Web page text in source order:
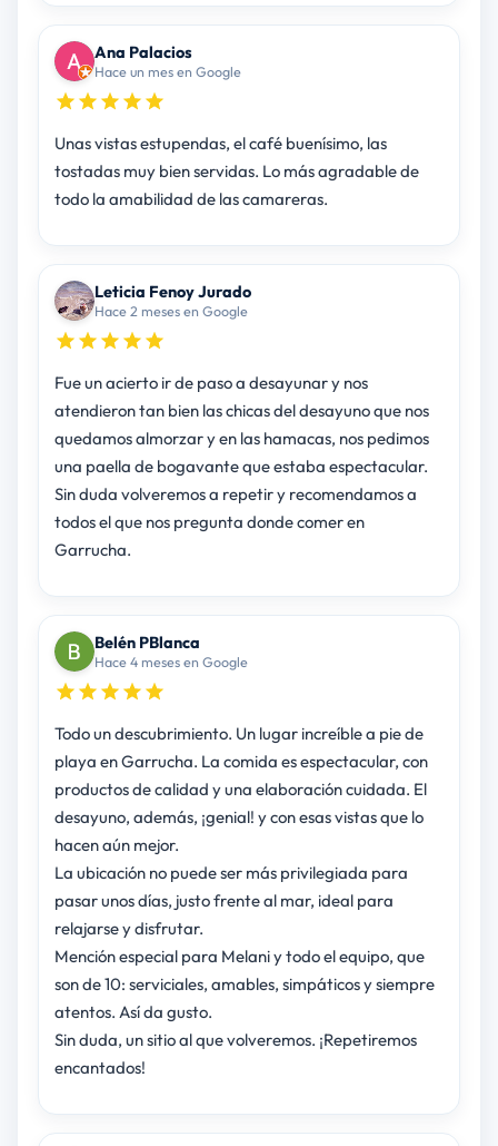
Ana Palacios
Hace un mes en Google
Unas vistas estupendas, el café buenísimo, las
tostadas muy bien servidas. Lo más agradable de
todo la amabilidad de las camareras.
Leticia Fenoy Jurado
Hace 2 meses en Google
Fue un acierto ir de paso a desayunar y nos
atendieron tan bien las chicas del desayuno que nos
quedamos almorzar y en las hamacas, nos pedimos
una paella de bogavante que estaba espectacular.
Sin duda volveremos a repetir y recomendamos a
todos el que nos pregunta donde comer en
Garrucha.
Belén PBlanca
Hace 4 meses en Google
Todo un descubrimiento. Un lugar increíble a pie de
playa en Garrucha. La comida es espectacular, con
productos de calidad y una elaboración cuidada. El
desayuno, además, ¡genial! y con esas vistas que lo
hacen aún mejor.
La ubicación no puede ser más privilegiada para
pasar unos días, justo frente al mar, ideal para
relajarse y disfrutar.
Mención especial para Melani y todo el equipo, que
son de 10: serviciales, amables, simpáticos y siempre
atentos. Así da gusto.
Sin duda, un sitio al que volveremos. ¡Repetiremos
encantados!